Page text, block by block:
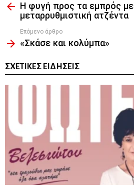
more Η φυγή προς τα εμπρός με
μεταρρυθμιστική ατζέντα
Επόμενο άρθρο
«Σκάσε και κολύμπα»
ΣΧΕΤΙΚΈΣ ΕΙΔΉΣΕΙΣ